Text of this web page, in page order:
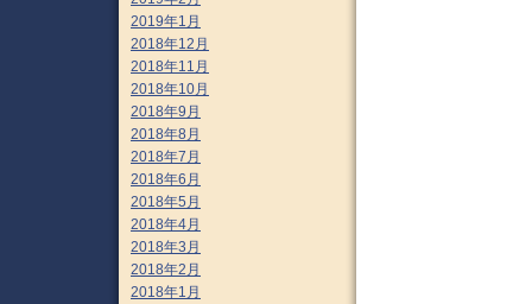
2019年1月
2018年12月
2018年11月
2018年10月
2018年9月
2018年8月
2018年7月
2018年6月
2018年5月
2018年4月
2018年3月
2018年2月
2018年1月